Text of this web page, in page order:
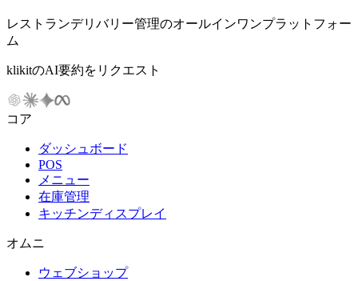
レストランデリバリー管理のオールインワンプラットフォー
ム
klikitのAI要約をリクエスト
コア
ダッシュボード
POS
メニュー
在庫管理
キッチンディスプレイ
オムニ
ウェブショップ